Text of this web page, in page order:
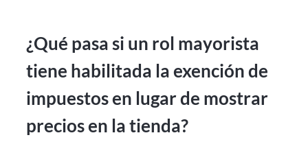
¿Qué pasa si un rol mayorista
tiene habilitada la exención de
impuestos en lugar de mostrar
precios en la tienda?